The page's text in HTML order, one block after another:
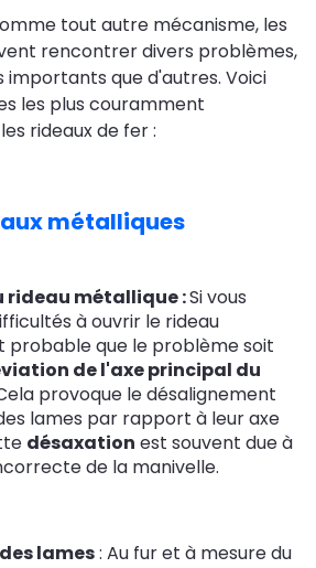
tout autre mécanisme, les
rencontrer divers problèmes,
que d'autres. Voici
les plus couramment
rideaux de fer :
métalliques
rideau métallique :Si vous
à ouvrir le rideau
probable que le problème soit
de l'axe principal du
provoque le désalignement
lames par rapport à leur axe
désaxation est souvent due à
de la manivelle.
lames: Au fur et à mesure du